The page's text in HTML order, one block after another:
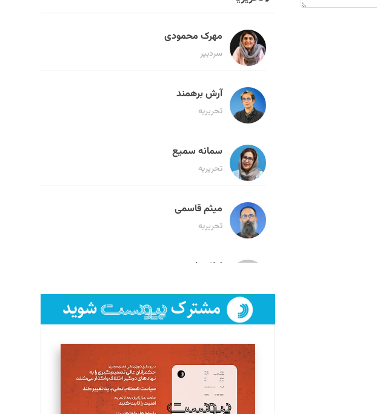
مهرک محمودی
سردبیر
آرش برهمند
تحریریه
سمانه سمیع
تحریریه
میثم قاسمی
تحریریه
لیلا حنارود
فائزه فتحی رستمی
تحریریه
سروش کرمیان
تحریریه